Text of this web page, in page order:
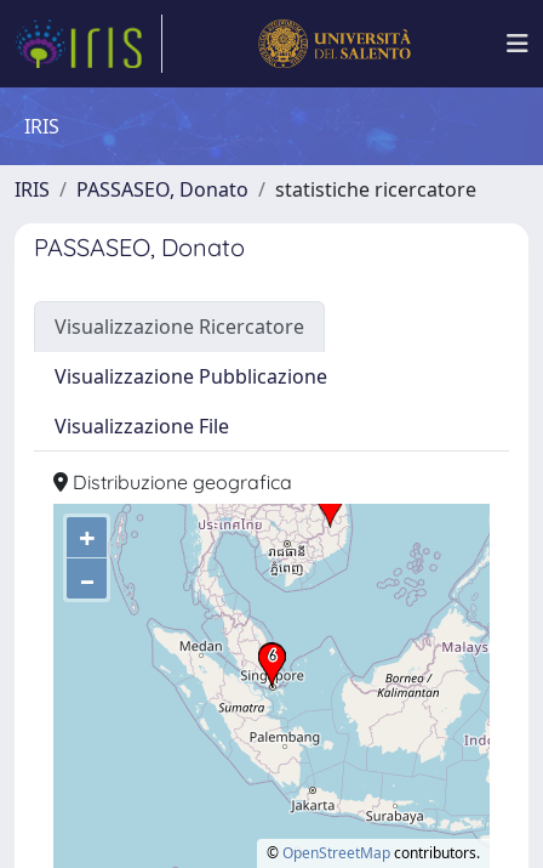
IRIS
IRIS PASSASEO, Donato statistiche ricercatore
PASSASEO, Donato
Visualizzazione Ricercatore
Visualizzazione Pubblicazione
Visualizzazione File
Distribuzione geografica
+
–
©OpenStreetMapcontributors.